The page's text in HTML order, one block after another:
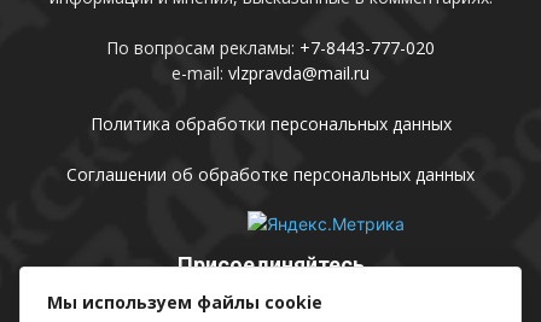
По вопросам рекламы: +7-8443-777-020
e-mail: vlzpravda@mail.ru
Политика обработки персональных данных
Соглашении об обработке персональных данных
Присоединяйтесь
Мы используем файлы cookie